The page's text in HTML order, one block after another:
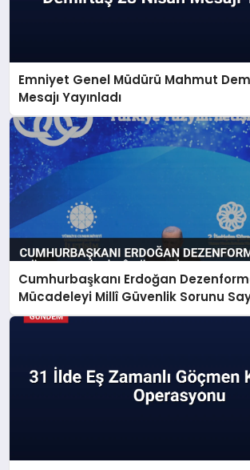
Emniyet Genel Müdürü Mahmut
Mesajı Yayınladı
Cumhurbaşkanı Erdoğan
Mücadeleyi Millî Güvenlik Sorunu